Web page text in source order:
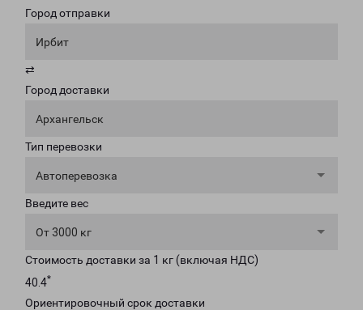
Город отправки
Ирбит
⇄
Город доставки
Архангельск
Тип перевозки
Автоперевозка
Введите вес
От 3000 кг
Стоимость доставки за 1 кг (включая НДС)
40.4*
Ориентировочный срок доставки